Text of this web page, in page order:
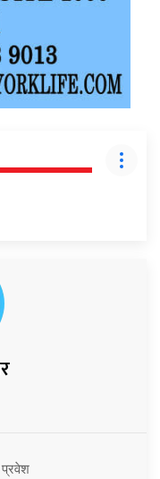
प्रवेश